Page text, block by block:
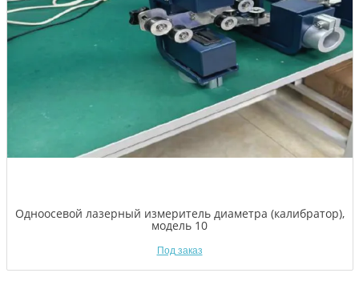
Одноосевой лазерный измеритель диаметра (калибратор),
модель 10
Под заказ